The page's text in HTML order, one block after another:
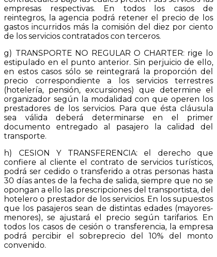
empresas respectivas. En todos los casos de
reintegros, la agencia podrá retener el precio de los
gastos incurridos más la comisión del diez por ciento
de los servicios contratados con terceros.
g) TRANSPORTE NO REGULAR O CHARTER: rige lo
estipulado en el punto anterior. Sin perjuicio de ello,
en estos casos sólo se reintegrará la proporción del
precio correspondiente a los servicios terrestres
(hotelería, pensión, excursiones) que determine el
organizador según la modalidad con que operen los
prestadores de los servicios. Para que ésta cláusula
sea válida deberá determinarse en el primer
documento entregado al pasajero la calidad del
transporte.
h) CESION Y TRANSFERENCIA: el derecho que
confiere al cliente el contrato de servicios turísticos,
podrá ser cedido o transferido a otras personas hasta
30 días antes de la fecha de salida, siempre que no se
opongan a ello las prescripciones del transportista, del
hotelero o prestador de los servicios. En los supuestos
que los pasajeros sean de distintas edades (mayores-
menores), se ajustará el precio según tarifarios. En
todos los casos de cesión o transferencia, la empresa
podrá percibir el sobreprecio del 10% del monto
convenido.